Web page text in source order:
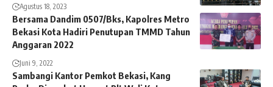
Agustus 18, 2023
Bersama Dandim 0507/Bks, Kapolres Metro
Bekasi Kota Hadiri Penutupan TMMD Tahun
Anggaran 2022
Juni 9, 2022
Sambangi Kantor Pemkot Bekasi, Kang